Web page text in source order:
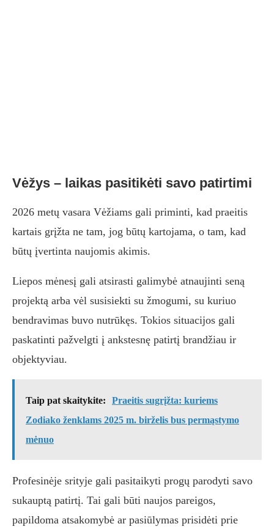
Vėžys – laikas pasitikėti savo patirtimi
2026 metų vasara Vėžiams gali priminti, kad praeitis
kartais grįžta ne tam, jog būtų kartojama, o tam, kad
būtų įvertinta naujomis akimis.
Liepos mėnesį gali atsirasti galimybė atnaujinti seną
projektą arba vėl susisiekti su žmogumi, su kuriuo
bendravimas buvo nutrūkęs. Tokios situacijos gali
paskatinti pažvelgti į ankstesnę patirtį brandžiau ir
objektyviau.
Taip pat skaitykite:
Praeitis sugrįžta: kuriems
Zodiako ženklams 2025 m. birželis bus permąstymo
mėnuo
Profesinėje srityje gali pasitaikyti progų parodyti savo
sukauptą patirtį. Tai gali būti naujos pareigos,
papildoma atsakomybė ar pasiūlymas prisidėti prie